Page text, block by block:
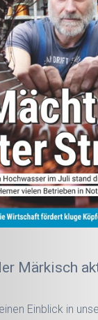
Märkisch
Einblick in